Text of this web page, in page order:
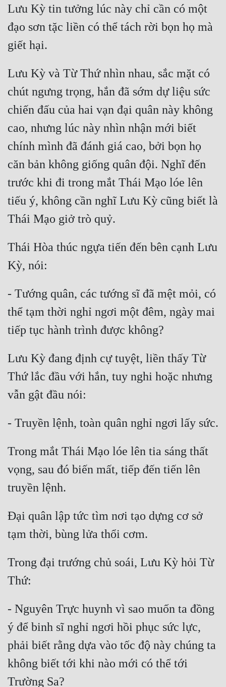
Dị Giới
Dị Năng
Gia Đấu
Góc Nhìn Nam
Góc Nhìn Nữ
Huyền Huyễn
Huyền Nghi
Huyền Ảo
Hài Hước
Khoa Huyễn Không Gian
Kinh Dị
Kiếm Hiệp
Kỳ Huyễn
Kỳ Ảo
Làm Giàu
Lịch Sử
Mỹ Thực
Ngôn Tình
Ngược
Nữ Cường
Nữ Phụ
Phương Tây
Quan Trường
Quân Sự
Lưu Kỳ tin tưởng lúc này chỉ cần có một
đạo sơn tặc liền có thể tách rời bọn họ mà
Lưu Kỳ và Từ Thứ nhìn nhau, sắc mặt có
chút ngưng trọng, hắn đã sớm dự liệu sức
chiến đấu của hai vạn đại quân này không
cao, nhưng lúc này nhìn nhận mới biết
chính mình đã đánh giá cao, bởi bọn họ
căn bản không giống quân đội. Nghĩ đến
trước khi đi trong mắt Thái Mạo lóe lên
tiếu ý, không cần nghĩ Lưu Kỳ cũng biết là
Thái Hòa thúc ngựa tiến đến bên cạnh Lưu
- Tướng quân, các tướng sĩ đã mệt mỏi, có
thể tạm thời nghỉ ngơi một đêm, ngày mai
Lưu Kỳ đang định cự tuyệt, liền thấy Từ
Thứ lắc đầu với hắn, tuy nghi hoặc nhưng
Trong mắt Thái Mạo lóe lên tia sáng thất
vọng, sau đó biến mất, tiếp đến tiến lên
Đại quân lập tức tìm nơi tạo dựng cơ sở
Trong đại trướng chủ soái, Lưu Kỳ hỏi Từ
- Nguyên Trực huynh vì sao muốn ta đồng
ý để binh sĩ nghỉ ngơi hồi phục sức lực,
phải biết rằng dựa vào tốc độ này chúng ta
không biết tới khi nào mới có thể tới